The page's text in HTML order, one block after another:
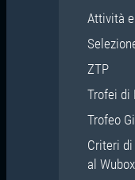
Attività
ZTP
Trofei di
Trofeo
Criteri di
al